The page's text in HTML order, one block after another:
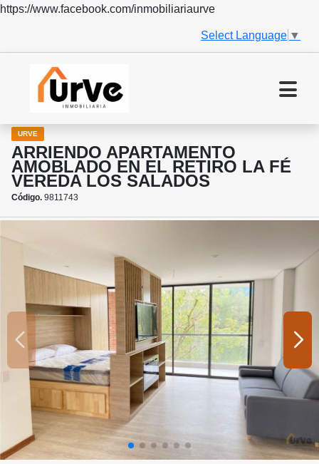
https://www.facebook.com/inmobiliariaurve
Select Language ▼
URVE
ARRIENDO APARTAMENTO
AMOBLADO EN EL RETIRO LA FÉ
VEREDA LOS SALADOS
Código. 9811743